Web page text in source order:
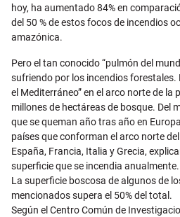
hoy, ha aumentado 84% en
del 50 % de estos focos de incendios
amazónica.
Pero el tan conocido “pulmón del
sufriendo por los incendios forestales.
el Mediterráneo” en el arco norte de la
millones de hectáreas de bosque. Del
que se queman año tras año en
países que conforman el arco norte
España, Francia, Italia y Grecia,
superficie que se incendia anualmente.
La superficie boscosa de algunos de
mencionados supera el 50% del total.
Según el Centro Común de